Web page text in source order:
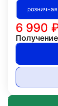
розничная
6 990
Получение